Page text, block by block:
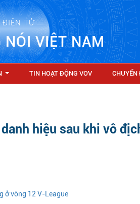
ĐIỆN TỬ
NÓI VIỆT NAM
TIN HOẠT ĐỘNG VOV CHUYỂN
hiệu sau khi vô
ở vòng 12 V-League